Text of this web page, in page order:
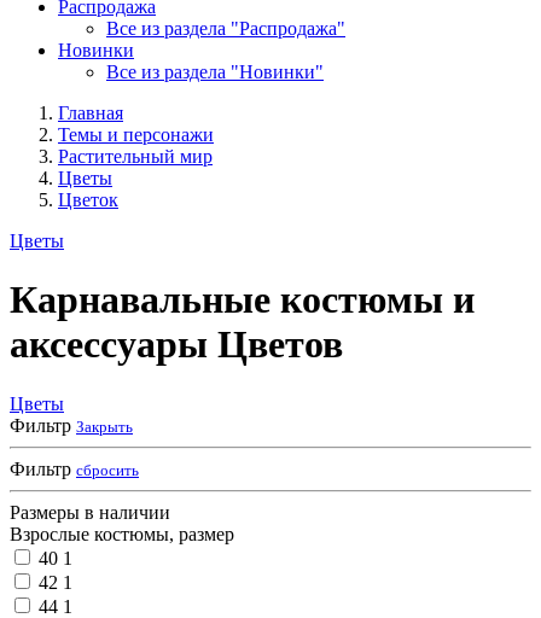
Распродажа
Все из раздела "Распродажа"
Новинки
Все из раздела "Новинки"
Главная
Темы и персонажи
Растительный мир
Цветы
Цветок
Цветы
Карнавальные костюмы и
аксессуары Цветов
Цветы
Фильтр Закрыть
Фильтр сбросить
Размеры в наличии
Взрослые костюмы, размер
40 1
42 1
44 1